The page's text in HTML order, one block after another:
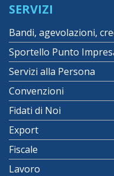
SERVIZI
Bandi, agevolazioni,
Sportello Punto
Servizi alla Persona
Convenzioni
Fidati di Noi
Export
Fiscale
Lavoro